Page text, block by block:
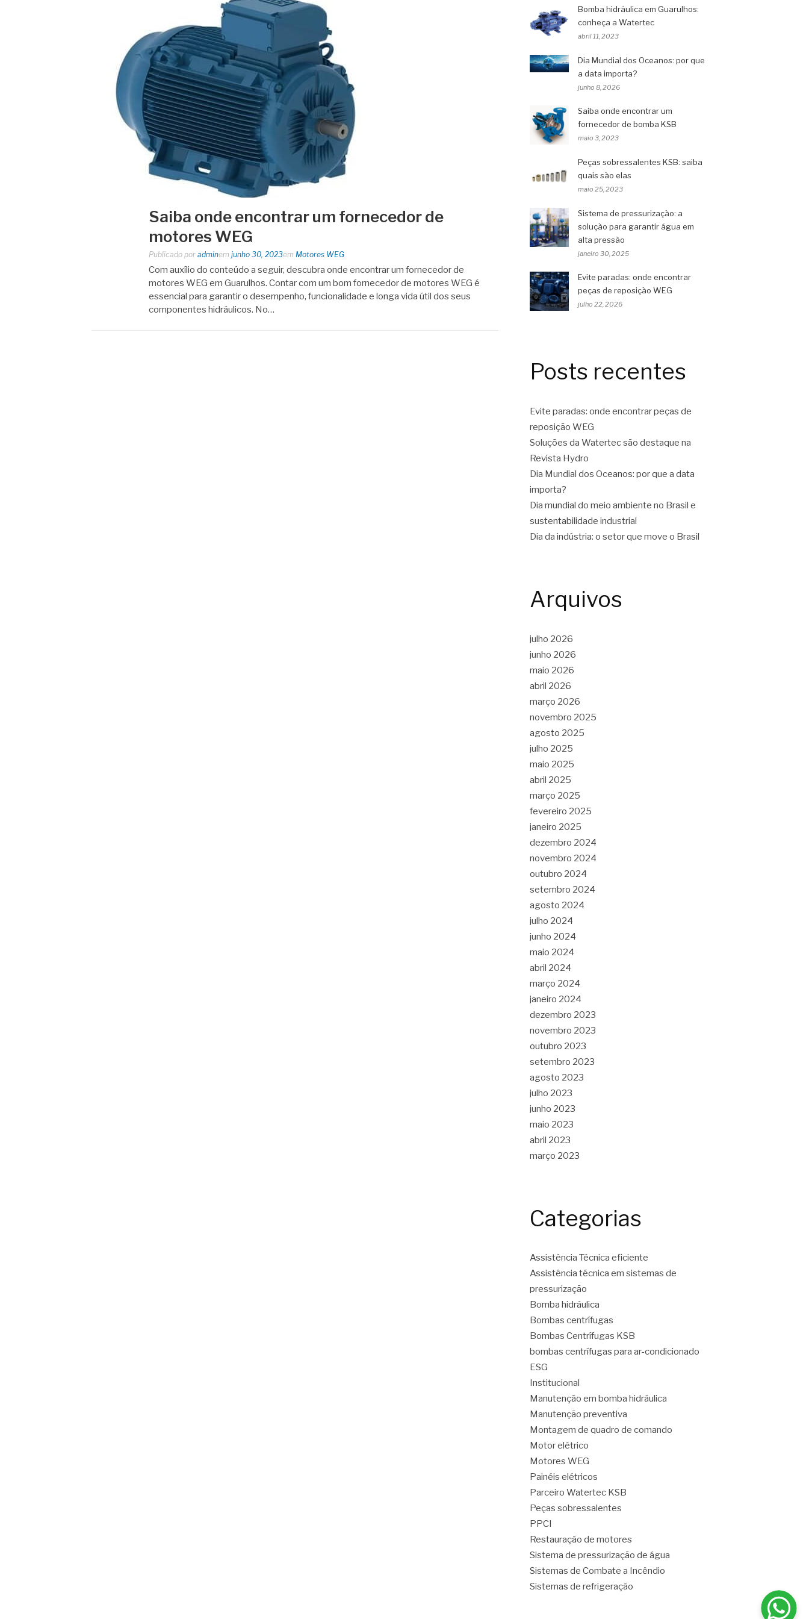
Saiba onde encontrar um fornecedor de
motores WEG
Publicado por adminem junho 30, 2023em Motores WEG
Com auxílio do conteúdo a seguir, descubra onde encontrar um fornecedor de
motores WEG em Guarulhos. Contar com um bom fornecedor de motores WEG é
essencial para garantir o desempenho, funcionalidade e longa vida útil dos seus
componentes hidráulicos. No…
Bomba hidráulica em Guarulhos:
conheça a Watertec
abril 11, 2023
Dia Mundial dos Oceanos: por que
a data importa?
junho 8, 2026
Saiba onde encontrar um
fornecedor de bomba KSB
maio 3, 2023
Peças sobressalentes KSB: saiba
quais são elas
maio 25, 2023
Sistema de pressurização: a
solução para garantir água em
alta pressão
janeiro 30, 2025
Evite paradas: onde encontrar
peças de reposição WEG
julho 22, 2026
Posts recentes
Evite paradas: onde encontrar peças de
reposição WEG
Soluções da Watertec são destaque na
Revista Hydro
Dia Mundial dos Oceanos: por que a data
importa?
Dia mundial do meio ambiente no Brasil e
sustentabilidade industrial
Dia da indústria: o setor que move o Brasil
Arquivos
julho 2026
junho 2026
maio 2026
abril 2026
março 2026
novembro 2025
agosto 2025
julho 2025
maio 2025
abril 2025
março 2025
fevereiro 2025
janeiro 2025
dezembro 2024
novembro 2024
outubro 2024
setembro 2024
agosto 2024
julho 2024
junho 2024
maio 2024
abril 2024
março 2024
janeiro 2024
dezembro 2023
novembro 2023
outubro 2023
setembro 2023
agosto 2023
julho 2023
junho 2023
maio 2023
abril 2023
março 2023
Categorias
Assistência Técnica eficiente
Assistência técnica em sistemas de
pressurização
Bomba hidráulica
Bombas centrífugas
Bombas Centrífugas KSB
bombas centrífugas para ar-condicionado
ESG
Institucional
Manutenção em bomba hidráulica
Manutenção preventiva
Montagem de quadro de comando
Motor elétrico
Motores WEG
Painéis elétricos
Parceiro Watertec KSB
Peças sobressalentes
PPCI
Restauração de motores
Sistema de pressurização de água
Sistemas de Combate a Incêndio
Sistemas de refrigeração